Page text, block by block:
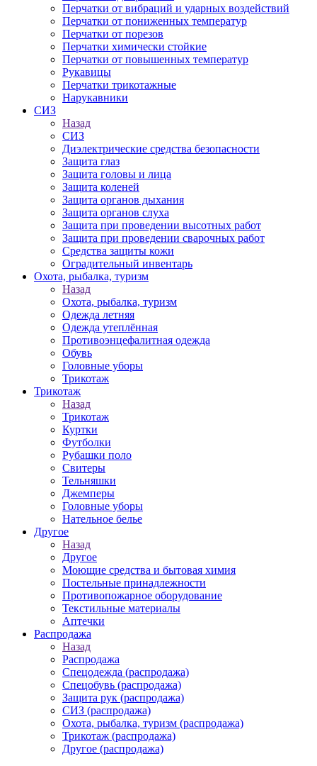
Перчатки от вибраций и ударных воздействий
Перчатки от пониженных температур
Перчатки от порезов
Перчатки химически стойкие
Перчатки от повышенных температур
Рукавицы
Перчатки трикотажные
Нарукавники
СИЗ
Назад
СИЗ
Диэлектрические средства безопасности
Защита глаз
Защита головы и лица
Защита коленей
Защита органов дыхания
Защита органов слуха
Защита при проведении высотных работ
Защита при проведении сварочных работ
Средства защиты кожи
Оградительный инвентарь
Охота, рыбалка, туризм
Назад
Охота, рыбалка, туризм
Одежда летняя
Одежда утеплённая
Противоэнцефалитная одежда
Обувь
Головные уборы
Трикотаж
Трикотаж
Назад
Трикотаж
Куртки
Футболки
Рубашки поло
Свитеры
Тельняшки
Джемперы
Головные уборы
Нательное белье
Другое
Назад
Другое
Моющие средства и бытовая химия
Постельные принадлежности
Противопожарное оборудование
Текстильные материалы
Аптечки
Распродажа
Назад
Распродажа
Спецодежда (распродажа)
Спецобувь (распродажа)
Защита рук (распродажа)
СИЗ (распродажа)
Охота, рыбалка, туризм (распродажа)
Трикотаж (распродажа)
Другое (распродажа)